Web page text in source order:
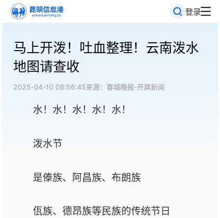
登录
马上开泼！吐血整理！云南泼水
地图请查收
2025-04-10 08:56:45来源：春城晚报-开屏新闻
水！水！水！水！水！
泼水节
是傣族、阿昌族、布朗族
佤族、德昂族等民族的传统节日